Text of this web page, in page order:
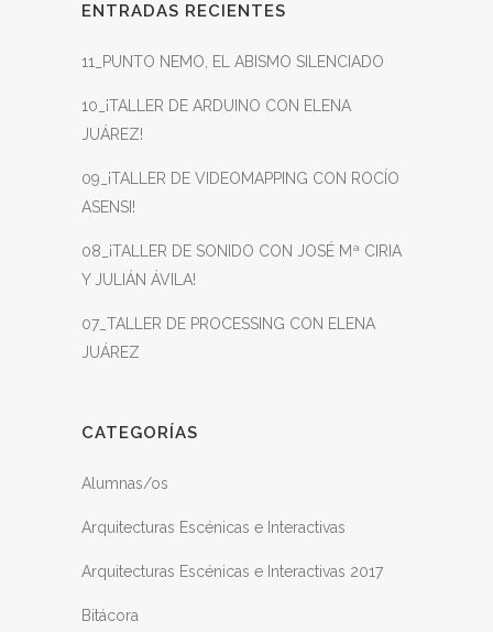
ENTRADAS RECIENTES
11_PUNTO NEMO, EL ABISMO SILENCIADO
10_¡TALLER DE ARDUINO CON ELENA
JUÁREZ!
09_¡TALLER DE VIDEOMAPPING CON ROCÍO
ASENSI!
08_¡TALLER DE SONIDO CON JOSÉ Mª CIRIA
Y JULIÁN ÁVILA!
07_TALLER DE PROCESSING CON ELENA
JUÁREZ
CATEGORÍAS
Alumnas/os
Arquitecturas Escénicas e Interactivas
Arquitecturas Escénicas e Interactivas 2017
Bitácora